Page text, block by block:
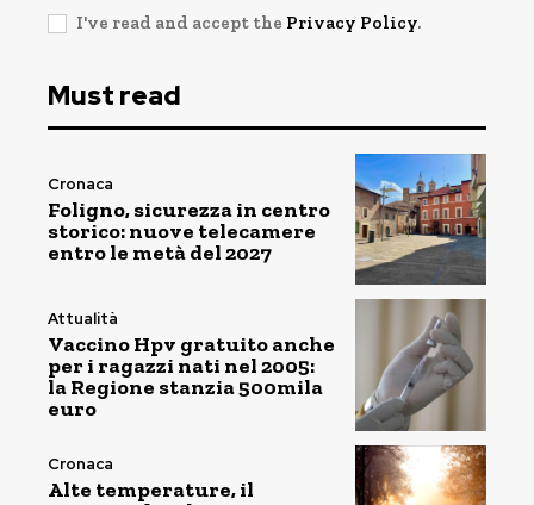
I've read and accept the Privacy Policy.
Must read
Cronaca
Foligno, sicurezza in centro
storico: nuove telecamere
entro le metà del 2027
Attualità
Vaccino Hpv gratuito anche
per i ragazzi nati nel 2005:
la Regione stanzia 500mila
euro
Cronaca
Alte temperature, il